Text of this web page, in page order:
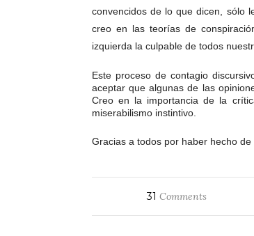
convencidos de lo que dicen, sólo
creo en las teorías de
izquierda la culpable de todos
Este proceso de contagio
aceptar que algunas de las
Creo en la importancia de la
miserabilismo instintivo.
Gracias a todos por haber hecho
31 Comments